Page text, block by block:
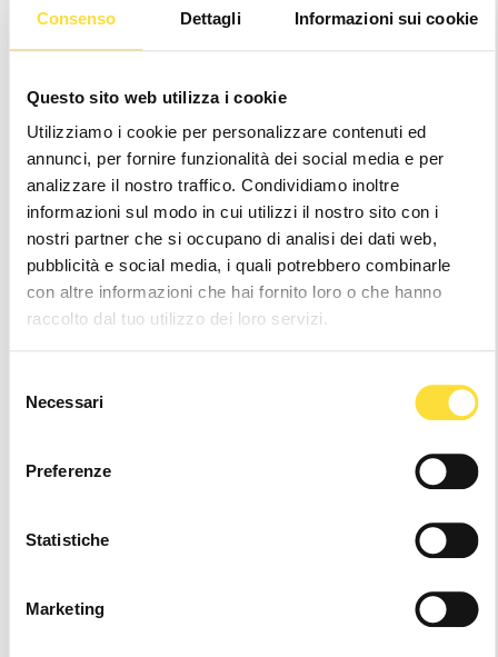
Consenso Dettagli Informazioni sui cookie
Questo sito web utilizza i cookie
Utilizziamo i cookie per personalizzare contenuti ed
annunci, per fornire funzionalità dei social media e per
analizzare il nostro traffico. Condividiamo inoltre
informazioni sul modo in cui utilizzi il nostro sito con i
nostri partner che si occupano di analisi dei dati web,
pubblicità e social media, i quali potrebbero combinarle
con altre informazioni che hai fornito loro o che hanno
raccolto dal tuo utilizzo dei loro servizi.
delNecessari
Preferenze
Statistiche
Marketing
TROVA LA TUA TAGLIA GUIDA TAGLIE
39 39.5 40 41 42
48
Attenzione: It seems like you are visiting us
from. Sembra che la tua posizione sia al di
fuori dei paesi di spedizione gestiti
Hurry
up!
Disponibilità
attuale:
Descrizione
Caratteristiche Principali